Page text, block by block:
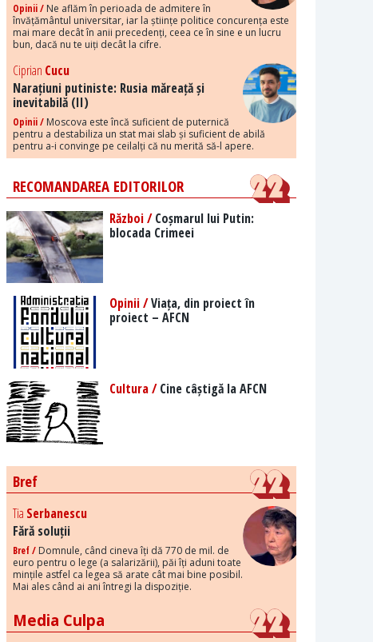
Opinii / Ne aflăm în perioada de admitere în
învățământul universitar, iar la științe politice concurența este
mai mare decât în anii precedenți, ceea ce în sine e un lucru
bun, dacă nu te uiți decât la cifre.
Ciprian Cucu
Narațiuni putiniste: Rusia măreață și
inevitabilă (II)
Opinii / Moscova este încă suficient de puternică
pentru a destabiliza un stat mai slab și suficient de abilă
pentru a-i convinge pe ceilalți că nu merită să-l apere.
RECOMANDAREA EDITORILOR
Război /Coșmarul lui Putin:
blocada Crimeei
Opinii /Viața, din proiect în
proiect – AFCN
Cultura /Cine câștigă la AFCN
Bref
Tia Serbanescu
Fără soluții
Bref / Domnule, când cineva îți dă 770 de mil. de
euro pentru o lege (a salarizării), păi îți aduni toate
mințile astfel ca legea să arate cât mai bine posibil.
Mai ales când ai ani întregi la dispoziție.
Media Culpa